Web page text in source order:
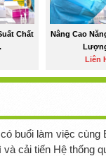
Chất
Nâng Cao
Liên
buổi làm việc
cải tiến Hệ thống